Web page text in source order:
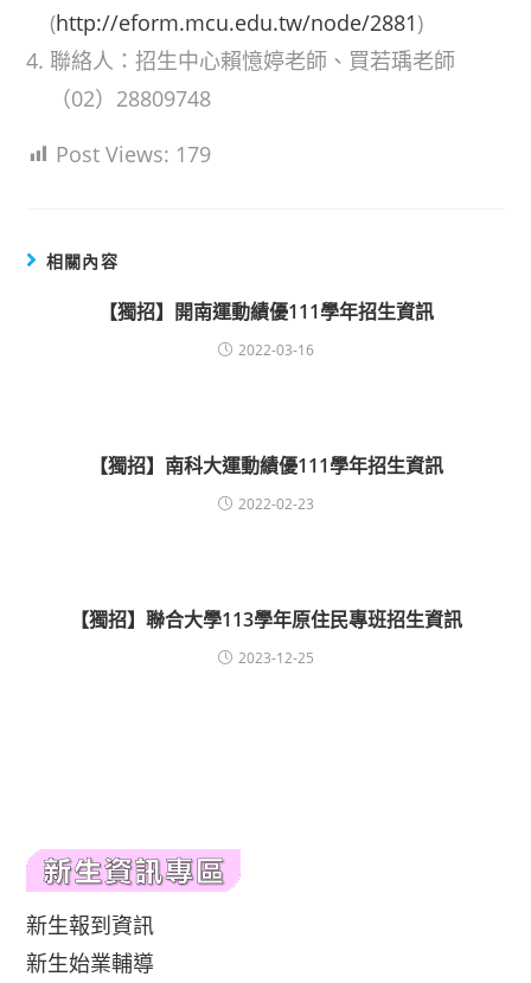
(http://eform.mcu.edu.tw/node/2881)
聯絡人：招生中心賴憶婷老師、買若瑀老師
（02）28809748
Post Views: 179
相關內容
【獨招】開南運動績優111學年招生資訊
2022-03-16
【獨招】南科大運動績優111學年招生資訊
2022-02-23
【獨招】聯合大學113學年原住民專班招生資訊
2023-12-25
新生報到資訊
新生始業輔導